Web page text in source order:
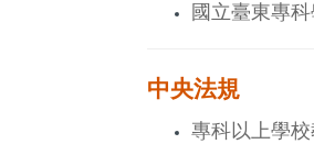
國立臺東專
中央法規
專科以上學